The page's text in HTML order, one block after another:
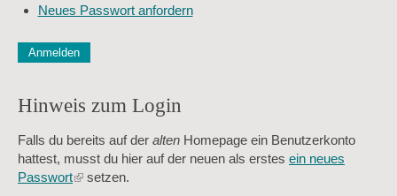
Neues Passwort anfordern
Diese Sicherheitsfrage überprüft, ob Sie ein menschlicher
Sag mir nicht, wie viele Sternlein stehen
Hinweis zum Login
Falls du bereits auf der alten Homepage ein Benutzerkonto
hattest, musst du hier auf der neuen als erstes ein neues
Passwort(linksetzen.